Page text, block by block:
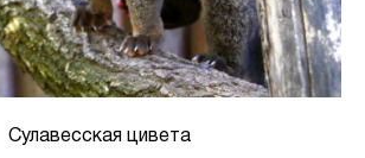
Сулавесская цивета